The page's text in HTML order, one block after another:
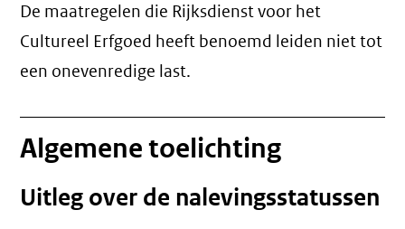
De maatregelen die Rijksdienst voor het
Cultureel Erfgoed heeft benoemd leiden niet tot
een onevenredige last.
Algemene toelichting
Uitleg over de nalevingsstatussen